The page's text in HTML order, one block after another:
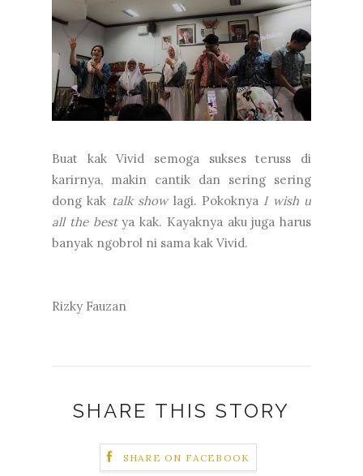
Buat kak Vivid semoga sukses teruss di
karirnya, makin cantik dan sering sering
dong kak talk showlagi. Pokoknya I wish u
all the bestya kak. Kayaknya aku juga harus
banyak ngobrol ni sama kak Vivid.
Rizky Fauzan
SHARE THIS STORY
SHARE ON FACEBOOK